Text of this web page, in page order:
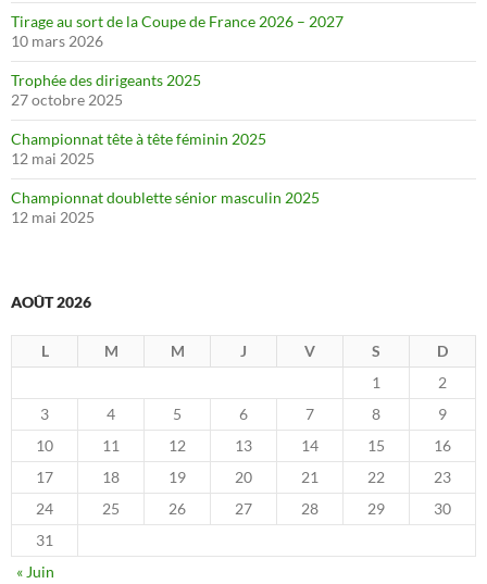
Tirage au sort de la Coupe de France 2026 – 2027
10 mars 2026
Trophée des dirigeants 2025
27 octobre 2025
Championnat tête à tête féminin 2025
12 mai 2025
Championnat doublette sénior masculin 2025
12 mai 2025
AOÛT 2026
L M M J V S
D
1
2
3
4 5 6 7 8
9
10
11 12 13 14 15
16
17
18 19 20 21 22
23
24
25 26 27 28 29
30
31
« Juin